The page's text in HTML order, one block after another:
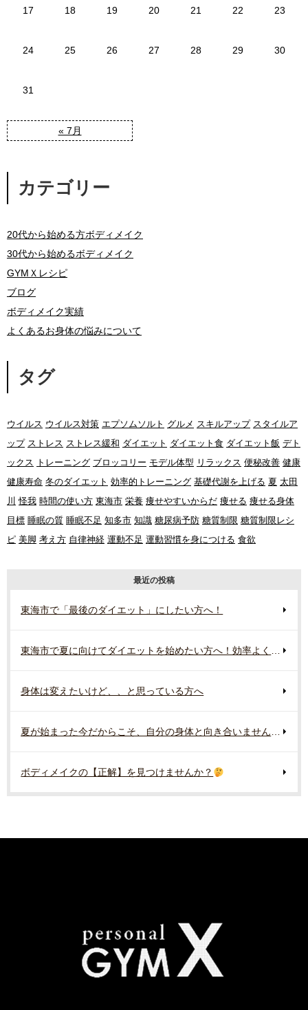
« 7月
17 18 19 20 21 22 23
24 25 26 27 28 29 30
31
カテゴリー
20代から始める方ボディメイク
30代から始めるボディメイク
GYMＸレシピ
ブログ
ボディメイク実績
よくあるお身体の悩みについて
タグ
ウイルス ウイルス対策 エプソムソルト グルメ スキルアップ スタイルア
ップ ストレス ストレス緩和 ダイエット ダイエット食 ダイエット飯 デト
ックス トレーニング ブロッコリー モデル体型 リラックス 便秘改善 健康
健康寿命 冬のダイエット 効率的トレーニング 基礎代謝を上げる 夏 太田
川 怪我 時間の使い方 東海市 栄養 痩せやすいからだ 痩せる 痩せる身体
目標 睡眠の質 睡眠不足 知多市 知識 糖尿病予防 糖質制限 糖質制限レシ
ピ 美脚 考え方 自律神経 運動不足 運動習慣を身につける 食欲
最近の投稿
東海市で「最後のダイエット」にしたい方へ！
東海市で夏に向けてダイエットを始めたい方へ！効率よく行う準備とは？
身体は変えたいけど、、と思っている方へ
夏が始まった今だからこそ、自分の身体と向き合いませんか？
ボディメイクの【正解】を見つけませんか？